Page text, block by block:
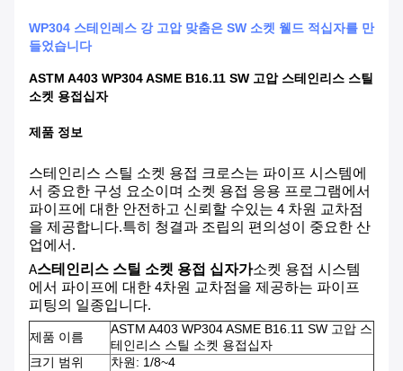
WP304 스테인레스 강 고압 맞춤은 SW 소켓 웰드 적십자를 만
들었습니다
ASTM A403 WP304 ASME B16.11 SW 고압 스테인리스 스틸
소켓 용접십자
제품 정보
스테인리스 스틸 소켓 용접 크로스는 파이프 시스템에
서 중요한 구성 요소이며 소켓 용접 응용 프로그램에서
파이프에 대한 안전하고 신뢰할 수있는 4 차원 교차점
을 제공합니다.특히 청결과 조립의 편의성이 중요한 산
업에서.
A스테인리스 스틸 소켓 용접 십자가소켓 용접 시스템
에서 파이프에 대한 4차원 교차점을 제공하는 파이프
피팅의 일종입니다.
제품 이름
ASTM A403 WP304 ASME B16.11 SW 고압 스
테인리스 스틸 소켓 용접십자
크기 범위
차원: 1/8~4